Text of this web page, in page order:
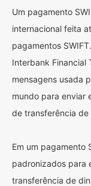
Um pagamento
internacional feita
pagamentos
Interbank Financial
mensagens usada
mundo para enviar
de transferência
Em um pagamento
padronizados para
transferência de